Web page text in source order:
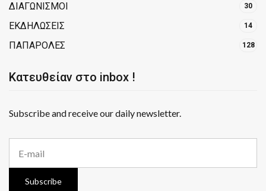
ΔΙΑΓΩΝΙΣΜΟΙ 30
ΕΚΔΗΛΩΣΕΙΣ 14
ΠΑΠΑΡΟΛΕΣ 128
Κατευθείαν στο inbox !
Subscribe and receive our daily newsletter.
a
Subscribe